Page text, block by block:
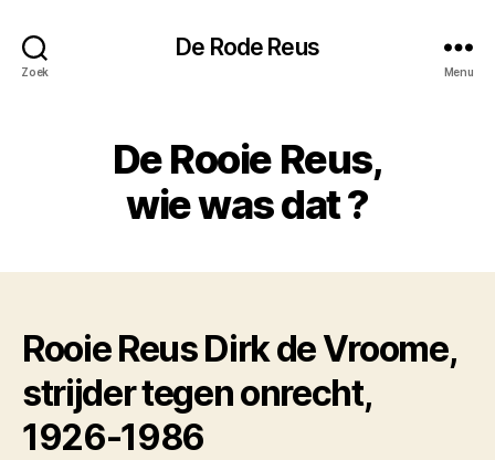
Zoek
De Rode Reus
Menu
De Rooie Reus,
wie was dat ?
Rooie Reus Dirk de Vroome,
strijder tegen onrecht,
1926-1986